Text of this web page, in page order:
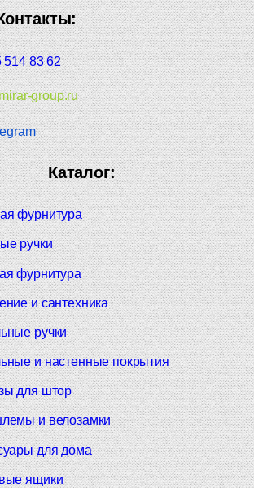
514 83 62
group.ru
Каталог:
фурнитура
ручки
фурнитура
и сантехника
ручки
и настенные покрытия
для штор
и велозамки
для дома
ящики